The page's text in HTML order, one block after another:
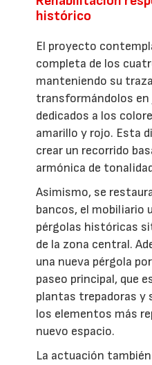
histórico
El proyecto
completa de los
manteniendo su
transformándolos
dedicados a los
amarillo y rojo. Esta
crear un recorrido
armónica de
Asimismo, se
bancos, el mobiliario
pérgolas históricas
de la zona central.
una nueva pérgola
paseo principal, que
plantas trepadoras y
los elementos más
nuevo espacio.
La actuación